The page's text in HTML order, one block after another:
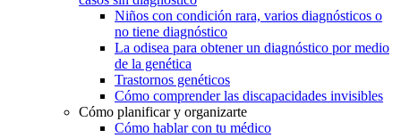
Niños con condición rara, varios diagnósticos o
no tiene diagnóstico
La odisea para obtener un diagnóstico por medio
de la genética
Trastornos genéticos
Cómo comprender las discapacidades invisibles
Cómo planificar y organizarte
Cómo hablar con tu médico